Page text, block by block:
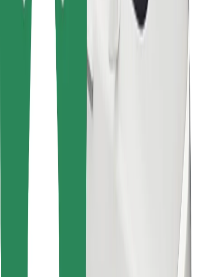
Cookies
უსაფრთხოება
მიიღე მომსახურება რამდენიმე წუთში!
გადმოწერე Bolt
იპოვე შენი საყვარელი კერძები!
გადმოწერე Bolt Food